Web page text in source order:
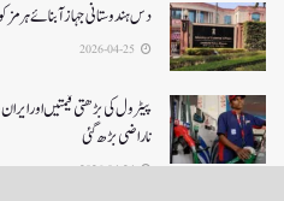
دس ہندوستانی جہاز آبنائے
پیٹرول کی بڑھتی قیمتیں اور
ناراضی بڑھ گئی
2026-04-24